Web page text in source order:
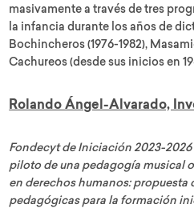
masivamente a través de tres
la infancia durante los años de
Bochincheros (1976-1982),
Cachureos (desde sus inicios en
Rolando Ángel-Alvarado,
Fondecyt de Iniciación 2023-2026
piloto de una pedagogía musical
en derechos humanos: propuesta
pedagógicas para la formación